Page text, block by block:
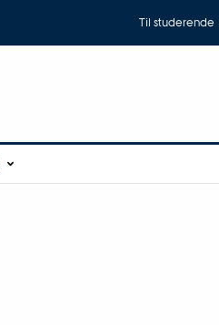
Til studerende